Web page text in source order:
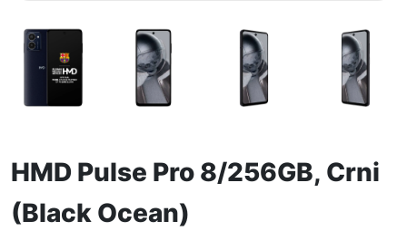
HMD Pulse Pro 8/256GB, Crni
(Black Ocean)